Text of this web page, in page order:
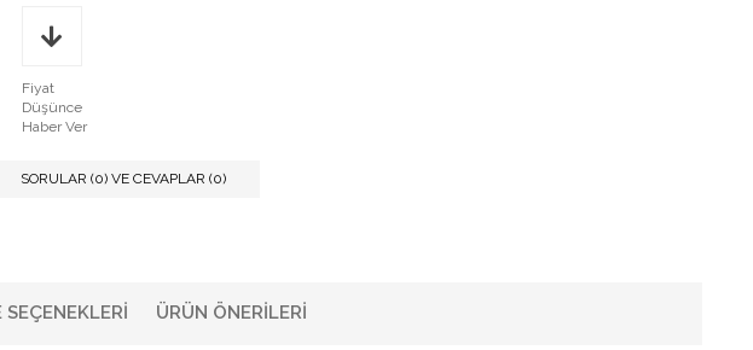
Fiyat
Düşünce
Haber Ver
SORULAR (0) VE CEVAPLAR (0)
SEÇENEKLERI ÜRÜN ÖNERILERI